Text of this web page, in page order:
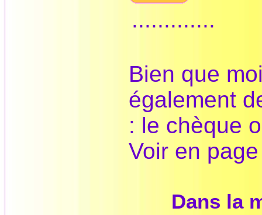
.............
Bien que
également
: le chèque
Voir en
Dans la